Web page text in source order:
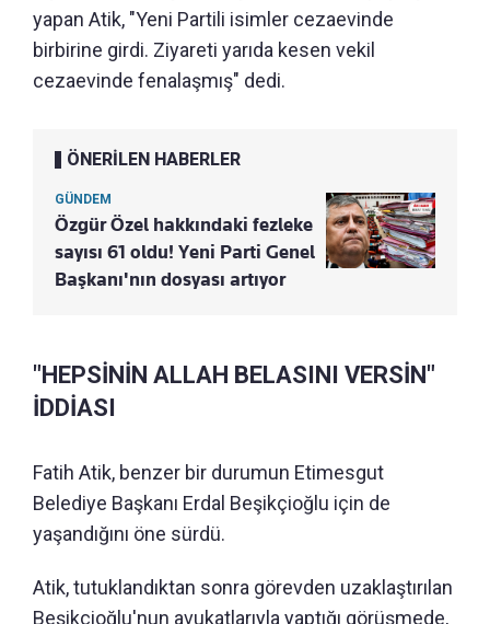
yapan Atik, "Yeni Partili isimler cezaevinde
birbirine girdi. Ziyareti yarıda kesen vekil
cezaevinde fenalaşmış" dedi.
ÖNERİLEN HABERLER
GÜNDEM
Özgür Özel hakkındaki fezleke
sayısı 61 oldu! Yeni Parti Genel
Başkanı'nın dosyası artıyor
"HEPSİNİN ALLAH BELASINI VERSİN"
İDDİASI
Fatih Atik, benzer bir durumun Etimesgut
Belediye Başkanı Erdal Beşikçioğlu için de
yaşandığını öne sürdü.
Atik, tutuklandıktan sonra görevden uzaklaştırılan
Beşikçioğlu'nun avukatlarıyla yaptığı görüşmede,